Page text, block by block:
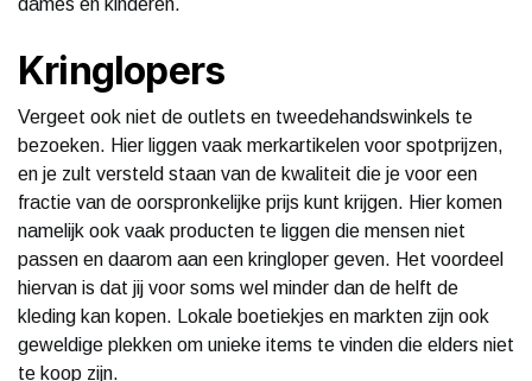
Kringlopers
Vergeet ook niet de outlets en tweedehandswinkels te
bezoeken. Hier liggen vaak merkartikelen voor spotprijzen,
en je zult versteld staan van de kwaliteit die je voor een
fractie van de oorspronkelijke prijs kunt krijgen. Hier komen
namelijk ook vaak producten te liggen die mensen niet
passen en daarom aan een kringloper geven. Het voordeel
hiervan is dat jij voor soms wel minder dan de helft de
kleding kan kopen. Lokale boetiekjes en markten zijn ook
geweldige plekken om unieke items te vinden die elders niet
te koop zijn.